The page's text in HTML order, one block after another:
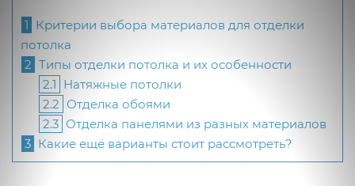
1 Критерии выбора материалов для отделки
потолка
2 Типы отделки потолка и их особенности
2.1 Натяжные потолки
2.2 Отделка обоями
2.3 Отделка панелями из разных материалов
3 Какие ещё варианты стоит рассмотреть?